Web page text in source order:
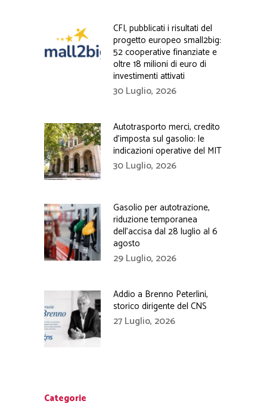
CFI, pubblicati i risultati del
progetto europeo small2big:
52 cooperative finanziate e
oltre 18 milioni di euro di
investimenti attivati
30 Luglio, 2026
Autotrasporto merci, credito
d’imposta sul gasolio: le
indicazioni operative del MIT
30 Luglio, 2026
Gasolio per autotrazione,
riduzione temporanea
dell’accisa dal 28 luglio al 6
agosto
29 Luglio, 2026
Addio a Brenno Peterlini,
storico dirigente del CNS
27 Luglio, 2026
Categorie